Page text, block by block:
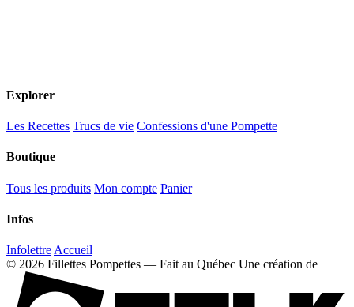
Explorer
Les Recettes Trucs de vie Confessions d'une Pompette
Boutique
Tous les produits Mon compte Panier
Infos
Infolettre Accueil
© 2026 Fillettes Pompettes — Fait au Québec Une création de